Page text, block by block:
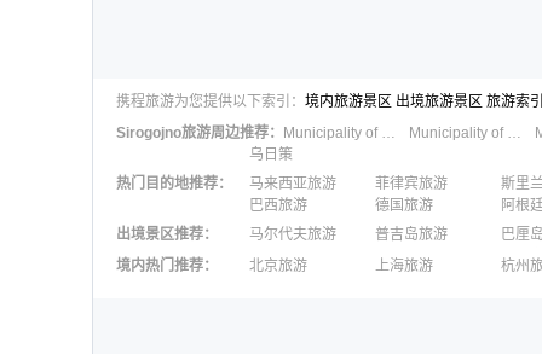
携程旅游为您提供以下索引： 境内旅游景区 出境旅游景区 旅游索
Sirogojno旅游周边推荐： Municipality of Sjenica
Municipality of Cajetina
乌日策
热门目的地推荐： 马来西亚旅游 菲律宾旅游
斯里
巴西旅游
德国旅游
阿根
出境景区推荐： 马尔代夫旅游 普吉岛旅游
巴厘
澳大利亚旅游
毛里求斯旅游
苏梅
境内热门推荐： 北京旅游 上海旅游
杭州